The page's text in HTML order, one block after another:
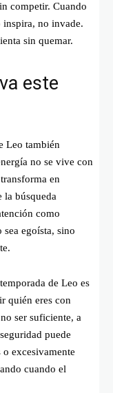
competir. Cuando
inspira, no invade.
sin quemar.
este
Leo también
no se vive con
en
la búsqueda
como
egoísta, sino
de Leo es
quién eres con
ser suficiente, a
puede
excesivamente
cuando el